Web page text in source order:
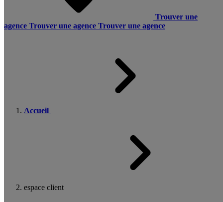
Trouver une
agence Trouver une agence Trouver une agence
Accueil
espace client